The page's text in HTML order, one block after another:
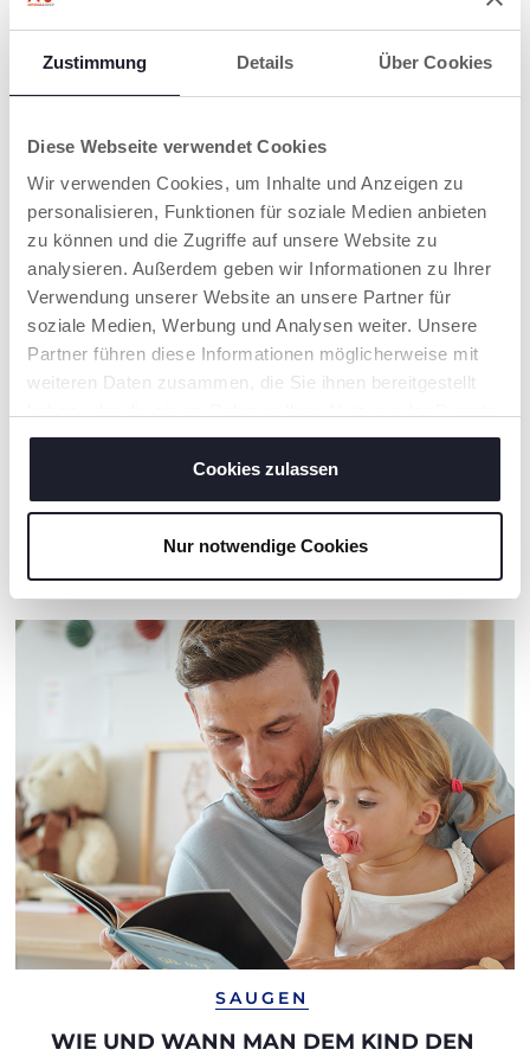
Zustimmung Details Über Cookies
Diese Webseite verwendet Cookies
Wir verwenden Cookies, um Inhalte und Anzeigen zu
personalisieren, Funktionen für soziale Medien anbieten
zu können und die Zugriffe auf unsere Website zu
analysieren. Außerdem geben wir Informationen zu Ihrer
Verwendung unserer Website an unsere Partner für
soziale Medien, Werbung und Analysen weiter. Unsere
Partner führen diese Informationen möglicherweise mit
weiteren Daten zusammen, die Sie ihnen bereitgestellt
gesammelt haben.
Cookies zulassen
Nur notwendige Cookies
PRODUKTE, DIE SIE INTERESSIEREN
Der Kuh-Traktor
Montessori Holzspielzeug
Sensorisches Ziehspielzeug
Wal Baby Motorik
SAUGEN
WIE UND WANN MAN DEM KIND DEN